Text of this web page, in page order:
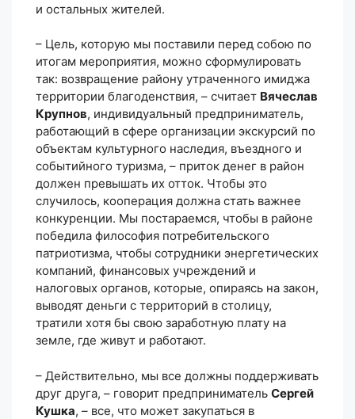
и остальных жителей.
– Цель, которую мы поставили перед собою по
итогам мероприятия, можно сформулировать
так: возвращение району утраченного имиджа
территории благоденствия, – считает Вячеслав
Крупнов, индивидуальный предприниматель,
работающий в сфере организации экскурсий по
объектам культурного наследия, въездного и
событийного туризма, – приток денег в район
должен превышать их отток. Чтобы это
случилось, кооперация должна стать важнее
конкуренции. Мы постараемся, чтобы в районе
победила философия потребительского
патриотизма, чтобы сотрудники энергетических
компаний, финансовых учреждений и
налоговых органов, которые, опираясь на закон,
выводят деньги с территорий в столицу,
тратили хотя бы свою заработную плату на
земле, где живут и работают.
– Действительно, мы все должны поддерживать
друг друга, – говорит предприниматель Сергей
Кушка, – все, что может закупаться в